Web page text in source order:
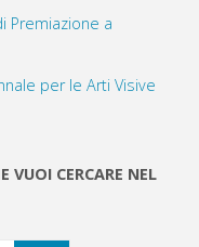
Premiazione a
per le Arti Visive
VUOI CERCARE NEL